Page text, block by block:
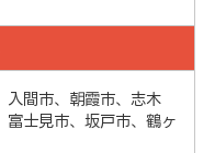
入間市、朝霞市、志木
富士見市、坂戸市、鶴ヶ